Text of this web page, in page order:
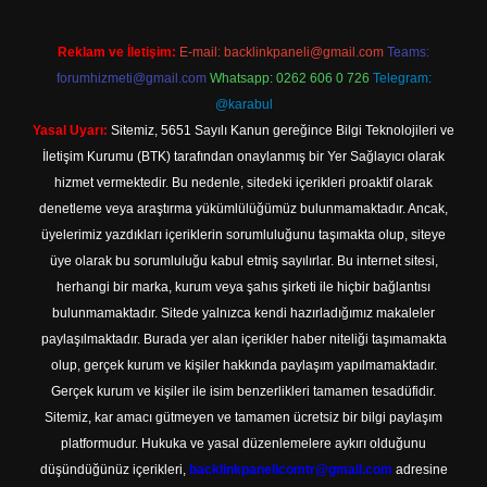
Reklam ve İletişim: E-mail: backlinkpaneli@gmail.com Teams:
forumhizmeti@gmail.com Whatsapp: 0262 606 0 726 Telegram:
@karabul
Yasal Uyarı: Sitemiz, 5651 Sayılı Kanun gereğince Bilgi Teknolojileri ve
İletişim Kurumu (BTK) tarafından onaylanmış bir Yer Sağlayıcı olarak
hizmet vermektedir. Bu nedenle, sitedeki içerikleri proaktif olarak
denetleme veya araştırma yükümlülüğümüz bulunmamaktadır. Ancak,
üyelerimiz yazdıkları içeriklerin sorumluluğunu taşımakta olup, siteye
üye olarak bu sorumluluğu kabul etmiş sayılırlar. Bu internet sitesi,
herhangi bir marka, kurum veya şahıs şirketi ile hiçbir bağlantısı
bulunmamaktadır. Sitede yalnızca kendi hazırladığımız makaleler
paylaşılmaktadır. Burada yer alan içerikler haber niteliği taşımamakta
olup, gerçek kurum ve kişiler hakkında paylaşım yapılmamaktadır.
Gerçek kurum ve kişiler ile isim benzerlikleri tamamen tesadüfidir.
Sitemiz, kar amacı gütmeyen ve tamamen ücretsiz bir bilgi paylaşım
platformudur. Hukuka ve yasal düzenlemelere aykırı olduğunu
düşündüğünüz içerikleri, backlinkpanelicomtr@gmail.com adresine